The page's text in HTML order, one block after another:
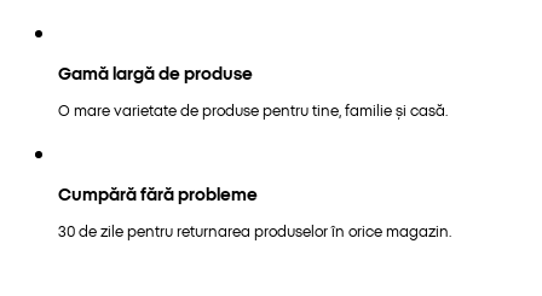
Gamă largă de produse
O mare varietate de produse pentru tine, familie și casă.
Cumpără fără probleme
30 de zile pentru returnarea produselor în orice magazin.